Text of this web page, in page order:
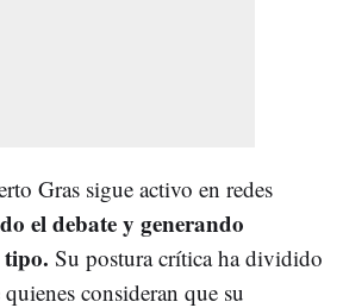
Gras sigue activo en redes
el debate y generando
tipo. Su postura crítica ha dividido
consideran que su